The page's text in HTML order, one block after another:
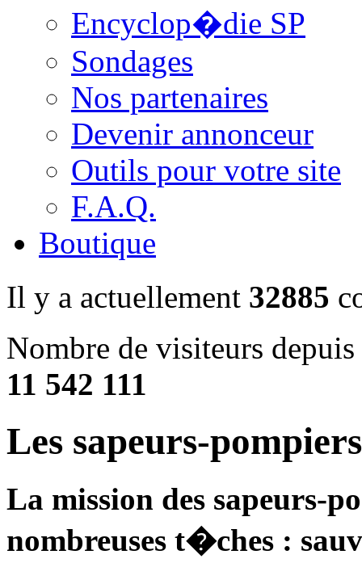
Encyclop�die SP
Sondages
Nos partenaires
Devenir annonceur
Outils pour votre site
F.A.Q.
Boutique
Il y a actuellement 32885
Nombre de visiteurs
11 542 111
Les sapeurs-pompiers
La mission des sapeurs-
nombreuses t�ches :